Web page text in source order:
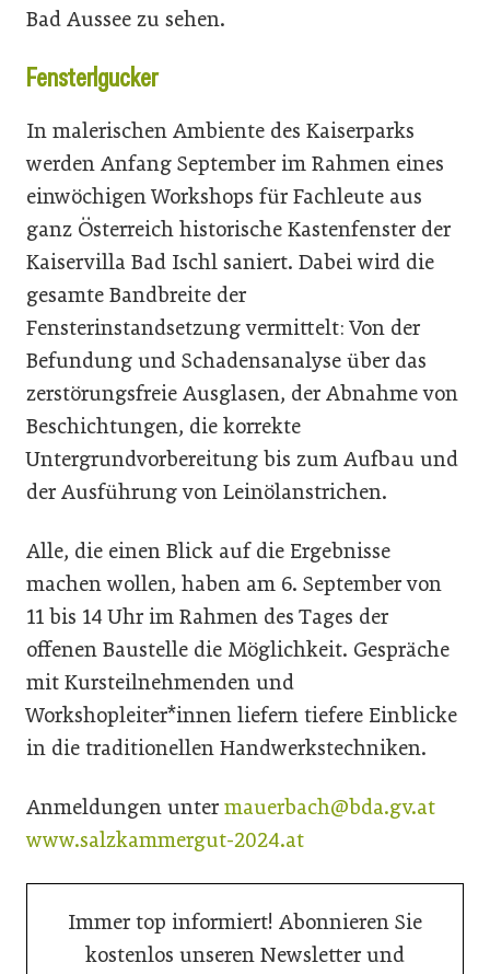
Bad Aussee zu sehen.
Fensterlgucker
In malerischen Ambiente des Kaiserparks
werden Anfang September im Rahmen eines
einwöchigen Workshops für Fachleute aus
ganz Österreich historische Kastenfenster der
Kaiservilla Bad Ischl saniert. Dabei wird die
gesamte Bandbreite der
Fensterinstandsetzung vermittelt: Von der
Befundung und Schadensanalyse über das
zerstörungsfreie Ausglasen, der Abnahme von
Beschichtungen, die korrekte
Untergrundvorbereitung bis zum Aufbau und
der Ausführung von Leinölanstrichen.
Alle, die einen Blick auf die Ergebnisse
machen wollen, haben am 6. September von
11 bis 14 Uhr im Rahmen des Tages der
offenen Baustelle die Möglichkeit. Gespräche
mit Kursteilnehmenden und
Workshopleiter*innen liefern tiefere Einblicke
in die traditionellen Handwerkstechniken.
Anmeldungen unter mauerbach@bda.gv.at
www.salzkammergut-2024.at
Immer top informiert! Abonnieren Sie
kostenlos unseren Newsletter und